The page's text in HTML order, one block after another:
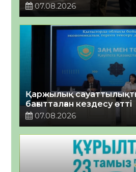
07.08.2026
Қаржылық
бағытталған кездесу өтті
07.08.2026